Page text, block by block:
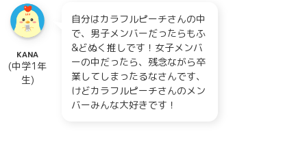
KANA
(中学1年
生)
自分はカラフルピーチさんの中
で、男子メンバーだったらもふ
&どぬく推しです！女子メンバ
ーの中だったら、残念ながら卒
業してしまったるなさんです、
けどカラフルピーチさんのメン
バーみんな大好きです！